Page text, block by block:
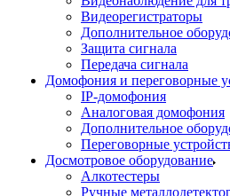
Видеорегистраторы
Дополнительное
Защита сигнала
Передача сигнала
Домофония и переговорные
IP-домофония
Аналоговая домофония
Дополнительное
Переговорные
Досмотровое оборудование
Алкотестеры
Ручные